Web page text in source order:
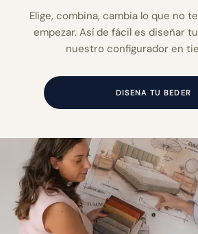
Elige, combina, cambia lo que no
empezar. Así de fácil es diseñar
nuestro configurador en
DISENA TU BEDER